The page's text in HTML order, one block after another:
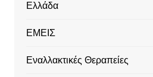
Ελλάδα
ΕΜΕΙΣ
Εναλλακτικές Θεραπείες